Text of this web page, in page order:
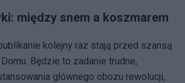
między snem a koszmarem
kolejny raz stają przed szansą
Będzie to zadanie trudne,
głównego obozu rewolucji,